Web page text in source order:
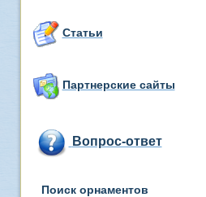
Статьи
Партнерские сайты
Вопрос-ответ
Поиск орнаментов